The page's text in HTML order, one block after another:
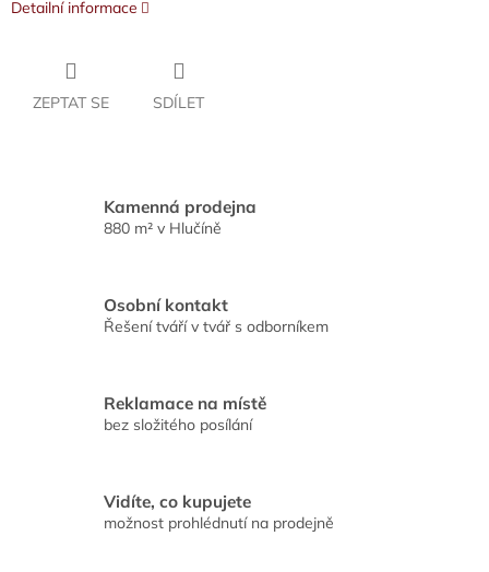
Detailní informace
ZEPTAT SE SDÍLET
Kamenná prodejna
880 m² v Hlučíně
Osobní kontakt
Řešení tváří v tvář s odborníkem
Reklamace na místě
bez složitého posílání
Vidíte, co kupujete
možnost prohlédnutí na prodejně